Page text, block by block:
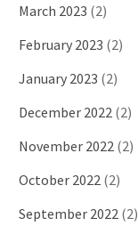
March 2023 (2)
February 2023 (2)
January 2023 (2)
December 2022 (2)
November 2022 (2)
October 2022 (2)
September 2022 (2)